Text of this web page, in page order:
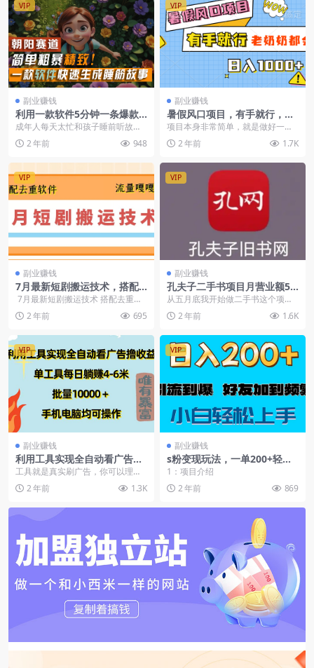
VIP
副业赚钱
利用一款软件5分钟一条爆款
睡前故事，简单粗暴精致！小
白月入2w+
成年人每天太忙和孩子睡前听故事
入睡之间，总有不可调和的矛盾，
有矛盾，有需求，就有...
2 年前 948
VIP
副业赚钱
暑假风口项目，有手就行，老
奶奶都会，轻松日入1000+
项目本身非常简单，就是做好一套
图片之后每天换换背景图配音，找
到平台对标账号按照他...
2 年前 1.7K
VIP
副业赚钱
7月最新短剧搬运技术，搭配
去重软件操作
7月最新短剧搬运技术 搭配去重软
件操作 会员可免费获取全...
2 年前 695
VIP
副业赚钱
孔夫子二手书项目月营业额5
W复盘分享【飞书教程】
从五月底我开始做二手书这个项
目，到今天孔网两个店旺季五万营
业额，淡季三万营业额，...
2 年前 1.6K
VIP
副业赚钱
利用工具实现全自动看广告撸
收益，单工具每日躺赚4-6米
工具就是真实刷广告，你可以理解
为广告商给平台结算一条广告分润
是4-5分钱左右，平...
2 年前 1.3K
VIP
副业赚钱
s粉变现玩法，一单200+轻松
日入1000+好友加到屏蔽
1：项目介绍
2 年前
869